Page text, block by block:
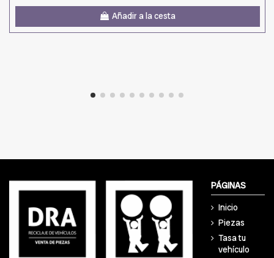
Añadir a la cesta
PÁGINAS
Inicio
Piezas
Tasa tu
vehículo